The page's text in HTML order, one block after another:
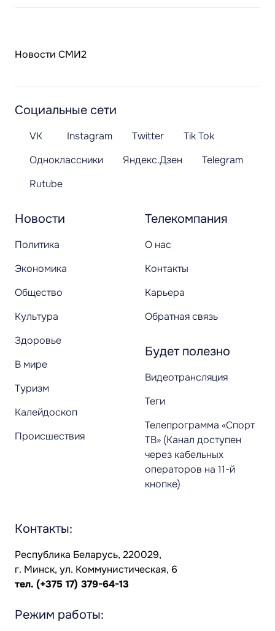
Новости СМИ2
Новости
Политика
Экономика
Общество
Культура
Здоровье
В мире
Туризм
Калейдоскоп
Происшествия
Телекомпания
О нас
Контакты
Карьера
Обратная связь
Будет полезно
Видеотрансляция
Теги
Телепрограмма «Спорт
ТВ» (Канал доступен
через кабельных
операторов на 11-й
кнопке)
Социальные сети
VK Instagram Twitter
Tik Tok
Одноклассники
Яндекс.Дзен
Telegram
Rutube
Контакты:
Республика Беларусь, 220029,
г. Минск, ул. Коммунистическая, 6
тел. (+375 17) 379-64-13
Режим работы: